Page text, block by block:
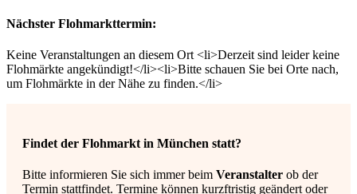
Nächster Flohmarkttermin:
Keine Veranstaltungen an diesem Ort <li>Derzeit sind leider keine
Flohmärkte angekündigt!</li><li>Bitte schauen Sie bei Orte nach,
um Flohmärkte in der Nähe zu finden.</li>
Findet der Flohmarkt in München statt?
Bitte informieren Sie sich immer beim Veranstalter ob der
Termin stattfindet. Termine können kurzftristig geändert oder